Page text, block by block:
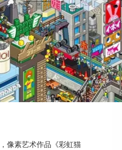
像素艺术作品《彩虹猫